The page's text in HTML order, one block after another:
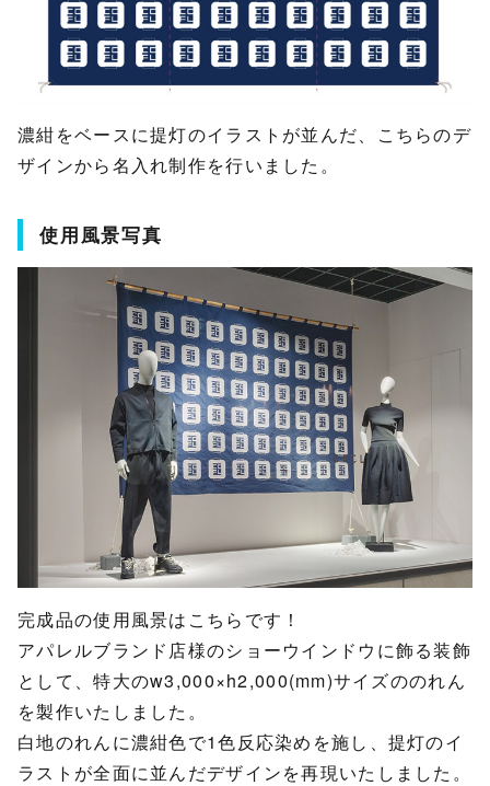
濃紺をベースに提灯のイラストが並んだ、こちらのデ
ザインから名入れ制作を行いました。
使用風景写真
完成品の使用風景はこちらです！
アパレルブランド店様のショーウインドウに飾る装飾
として、特大のw3,000×h2,000(mm)サイズののれん
を製作いたしました。
白地のれんに濃紺色で1色反応染めを施し、提灯のイ
ラストが全面に並んだデザインを再現いたしました。